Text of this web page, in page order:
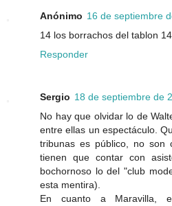
Anónimo 16 de septiembre
14 los borrachos del tablon 14
Responder
Sergio 18 de septiembre de
No hay que olvidar lo de
entre ellas un espectáculo.
tribunas es público, no son
tienen que contar con
bochornoso lo del "club
esta mentira).
En cuanto a Maravilla,